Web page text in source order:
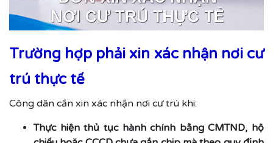
Trường hợp phải xin xác nhận nơi cư
trú thực tế
Công dân cần xin xác nhận nơi cư trú khi:
Thực hiện thủ tục hành chính bằng CMTND, hộ